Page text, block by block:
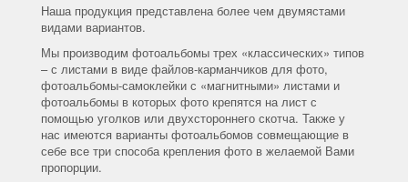
Наша продукция представлена более чем двумястами
видами вариантов.
Мы производим фотоальбомы трех «классических» типов
– с листами в виде файлов-карманчиков для фото,
фотоальбомы-самоклейки с «магнитными» листами и
фотоальбомы в которых фото крепятся на лист с
помощью уголков или двухстороннего скотча. Также у
нас имеются варианты фотоальбомов совмещающие в
себе все три способа крепления фото в желаемой Вами
пропорции.